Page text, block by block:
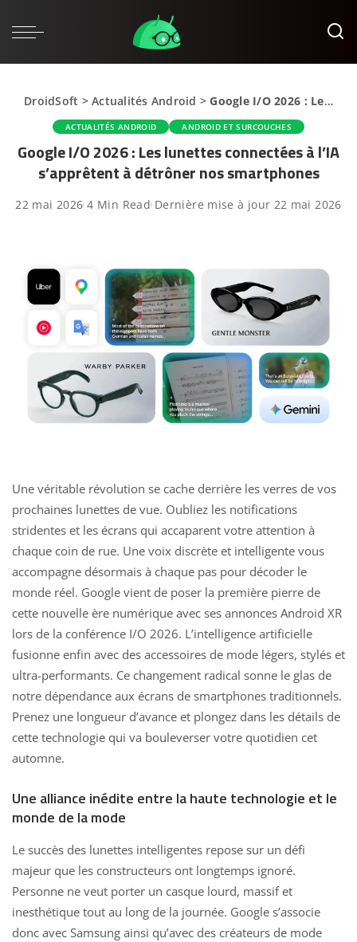
DroidSoft >Actualités Android >Google I/O 2026 : Les lunettes connectées à l’IA s’apprêtent à détrôner nos smartphones
ACTUALITÉS ANDROID ANDROID ET SURCOUCHES
Google I/O 2026 : Les lunettes connectées à l’IA
s’apprêtent à détrôner nos smartphones
22 mai 2026 4 Min Read Dernière mise à jour 22 mai 2026
Une véritable révolution se cache derrière les verres de vos
prochaines lunettes de vue. Oubliez les notifications
stridentes et les écrans qui accaparent votre attention à
chaque coin de rue. Une voix discrète et intelligente vous
accompagne désormais à chaque pas pour décoder le
monde réel. Google vient de poser la première pierre de
cette nouvelle ère numérique avec ses annonces Android XR
lors de la conférence I/O 2026. L’intelligence artificielle
fusionne enfin avec des accessoires de mode légers, stylés et
ultra-performants. Ce changement radical sonne le glas de
notre dépendance aux écrans de smartphones traditionnels.
Prenez une longueur d’avance et plongez dans les détails de
cette technologie qui va bouleverser votre quotidien cet
automne.
Une alliance inédite entre la haute technologie et le
monde de la mode
Le succès des lunettes intelligentes repose sur un défi
majeur que les constructeurs ont longtemps ignoré.
Personne ne veut porter un casque lourd, massif et
inesthétique tout au long de la journée. Google s’associe
donc avec Samsung ainsi qu’avec des créateurs de mode